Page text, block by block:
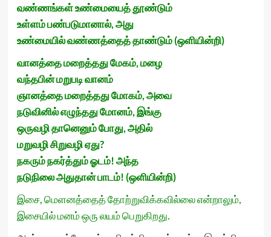
வண்ணங்கள் உண்மையைத் தூண்டும்
உள்ளம் பண்படுமானால், அது
உண்மையில் வண்ணத்தைத் தாண்டும் (ஒளியின்றி)
வானத்தை மறைத்தது மேகம், மழை
வந்தபின் மறுபடி வானம்
ஞானத்தை மறைத்தது மோகம், அவை
நடுவினில் எழுந்தது மோனம், இங்கு
ஒருவழி தானெனும் போது, அதில்
மறுவழி சிறுவழி ஏது?
நகரும் நகர்த்தும் ஓடம்! அந்த
நடுநிலை அதுதான் பாடம்! (ஒளியின்றி)
இசை, மெளனத்தைத் தோற்றுவிக்கவில்லை என்றாலும்,
இசையில் மனம் ஒரு லயம் பெறுகிறது.